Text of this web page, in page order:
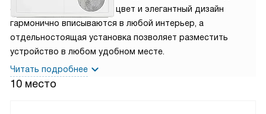
средних семей. Ее белый цвет и элегантный дизайн
гармонично вписываются в любой интерьер, а
отдельностоящая установка позволяет разместить
устройство в любом удобном месте.
Читать подробнее
10 место